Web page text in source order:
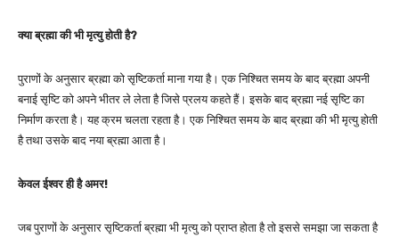
क्या ब्रह्मा की भी मृत्यु होती है?
पुराणों के अनुसार ब्रह्मा को सृष्टिकर्ता माना गया है। एक निश्चित समय के बाद ब्रह्मा अपनी
बनाई सृष्टि को अपने भीतर ले लेता है जिसे प्रलय कहते हैं। इसके बाद ब्रह्मा नई सृष्टि का
निर्माण करता है। यह क्रम चलता रहता है। एक निश्चित समय के बाद ब्रह्मा की भी मृत्यु होती
है तथा उसके बाद नया ब्रह्मा आता है।
केवल ईश्वर ही है अमर!
जब पुराणों के अनुसार सृष्टिकर्ता ब्रह्मा भी मृत्यु को प्राप्त होता है तो इससे समझा जा सकता है